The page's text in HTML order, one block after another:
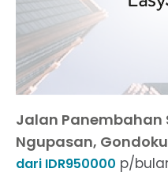
Jalan Panembahan
Ngupasan,
dari IDR950000 p/